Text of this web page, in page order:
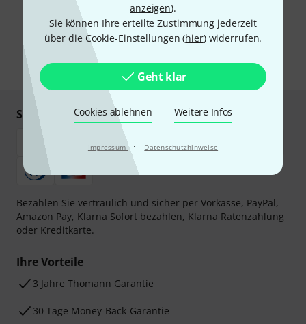
anzeigen).
Sie können Ihre erteilte Zustimmung jederzeit
über die Cookie-Einstellungen (hier) widerrufen.
Geht klar
Cookies ablehnen Weitere Infos
Impressum · Datenschutzhinweise
Mit Klick auf „Jetzt anmelden“ stimmen Sie dem Erhalt von E-Mail-
Werbung und einer Messung des E-Mail-Nutzungsverhaltens zu. Die
Abmeldung ist jederzeit möglich. Weitere Informationen finden Sie in
unserenDatenschutzhinweisen
Sicher einkaufen & bezahlen
Bezahlen Sie vertraulich und sicher per Vorkasse, PayPal,
Amazon Pay, Klarna Sofort bezahlen, Klarna Ratenzahlung
oder Kreditkarte.
Ihre Vorteile
3 Jahre Thomann Garantie
30 Tage Money-Back-Garantie